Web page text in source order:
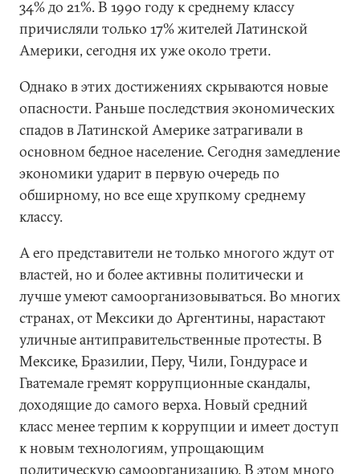
34% до 21%. В 1990 году к среднему классу
причисляли только 17% жителей Латинской
Америки, сегодня их уже около трети.
Однако в этих достижениях скрываются новые
опасности. Раньше последствия экономических
спадов в Латинской Америке затрагивали в
основном бедное население. Сегодня замедление
экономики ударит в первую очередь по
обширному, но все еще хрупкому среднему
классу.
А его представители не только многого ждут от
властей, но и более активны политически и
лучше умеют самоорганизовываться. Во многих
странах, от Мексики до Аргентины, нарастают
уличные антиправительственные протесты. В
Мексике, Бразилии, Перу, Чили, Гондурасе и
Гватемале гремят коррупционные скандалы,
доходящие до самого верха. Новый средний
класс менее терпим к коррупции и имеет доступ
к новым технологиям, упрощающим
политическую самоорганизацию. В этом много